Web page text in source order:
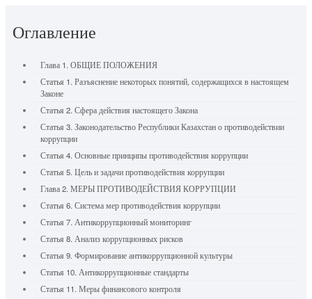
Оглавление
Глава 1. ОБЩИЕ ПОЛОЖЕНИЯ
Статья 1. Разъяснение некоторых понятий, содержащихся в настоящем
Законе
Статья 2. Сфера действия настоящего Закона
Статья 3. Законодательство Республики Казахстан о противодействии
коррупции
Статья 4. Основные принципы противодействия коррупции
Статья 5. Цель и задачи противодействия коррупции
Глава 2. МЕРЫ ПРОТИВОДЕЙСТВИЯ КОРРУПЦИИ
Статья 6. Система мер противодействия коррупции
Статья 7. Антикоррупционный мониторинг
Статья 8. Анализ коррупционных рисков
Статья 9. Формирование антикоррупционной культуры
Статья 10. Антикоррупционные стандарты
Статья 11. Меры финансового контроля